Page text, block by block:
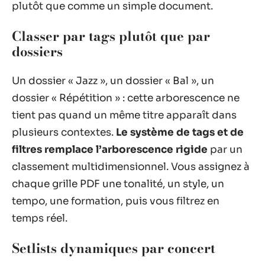
plutôt que comme un simple document.
Classer par tags plutôt que par
dossiers
Un dossier « Jazz », un dossier « Bal », un
dossier « Répétition » : cette arborescence ne
tient pas quand un même titre apparaît dans
plusieurs contextes. Le système de tags et de
filtres remplace l’arborescence rigide par un
classement multidimensionnel. Vous assignez à
chaque grille PDF une tonalité, un style, un
tempo, une formation, puis vous filtrez en
temps réel.
Setlists dynamiques par concert